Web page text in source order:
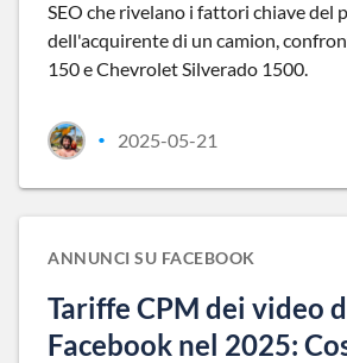
SEO che rivelano i fattori chiave del
dell'acquirente di un camion,
150 e Chevrolet Silverado 1500.
• 2025-05-21
ANNUNCI SU FACEBOOK
Tariffe CPM dei video
Facebook nel 2025: